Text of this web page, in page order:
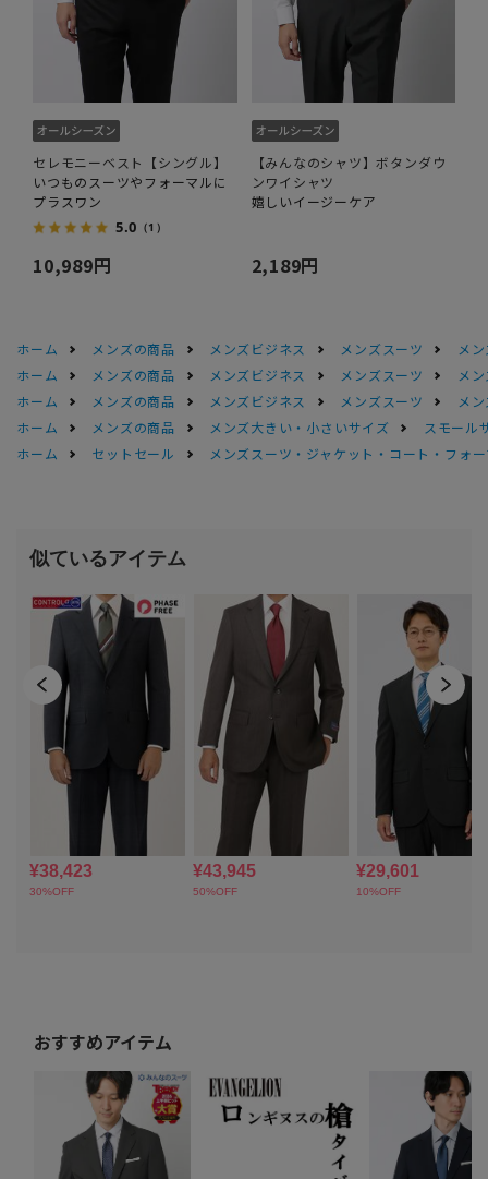
セレモニーベスト【シングル】
いつものスーツやフォーマルに
プラスワン
5.0 （1）
10,989円
【みんなのシャツ】ボタンダウ
ンワイシャツ
嬉しいイージーケア
2,189円
ホーム メンズの商品 メンズビジネス メンズスーツ
メ
ホーム
メンズの商品 メンズビジネス メンズスーツ
メ
ホーム
メンズの商品 メンズビジネス メンズスーツ
メ
ホーム
メンズの商品 メンズ大きい・小さいサイズ
スモール
ホーム
セットセール メンズスーツ・ジャケット・コート・フォ